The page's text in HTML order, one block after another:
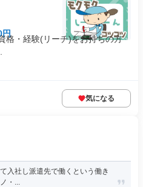
円
格・経験(リーチ)をお持ちの方
気になる
入社し派遣先で働くという働き
・...